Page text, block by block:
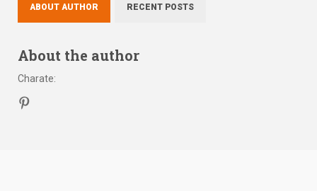
ABOUT AUTHOR RECENT POSTS
About the author
Charate: